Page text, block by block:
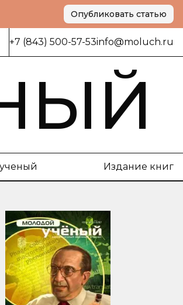
Опубликовать статью
+7 (843) 500-57-53info@moluch.ru
Издание книг